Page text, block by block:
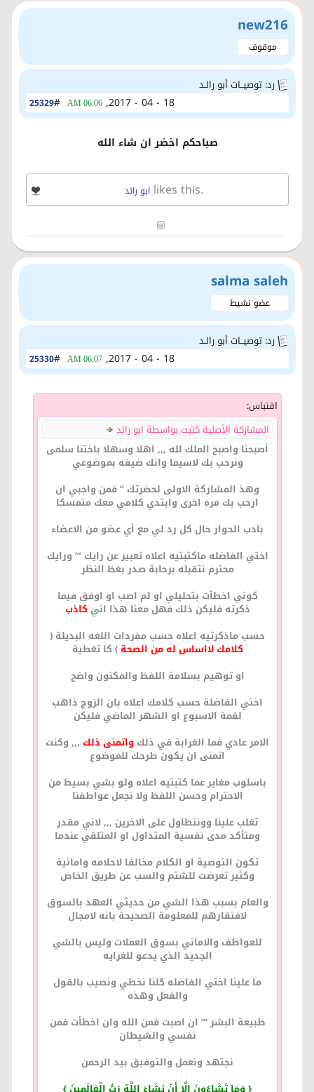
new216
موقوف
رد: توصيــات أبو رائـد
25329# 18 - 04 - 2017,
06:06 AM
صباحكم اخضر ان شاء الله
ابو رائدlikes this.
salma saleh
عضو نشيط
رد: توصيــات أبو رائـد
25330# 18 - 04 - 2017,
06:07 AM
اقتباس:
المشاركة الأصلية كتبت بواسطة ابو رائد
أصبحنا واصبح الملك لله ,,, اهلا وسهلا باختنا سلمى
ونرحب بك لاسيما وانك ضيفه بموضوعي
وهذ المشاركة الاولى لحضرتك ’’ فمن واجبي ان
ارحب بك مره اخرى وابتدي كلامي معك متمسكا
بادب الحوار حال كل رد لي مع أي عضو من الاعضاء
اختي الفاضله ماكتبتيه اعلاه تعبير عن رايك ’’’ ورايك
محترم نتقبله برحابة صدر بغظ النظر
كوني اخطأت بتحليلي او لم اصب او اوفق فيما
ذكرته فليكن ذلك فهل معنا هذا اني كاذب
حسب ماذكرتيه اعلاه حسب مفردات اللغه البديلة (
كلامك لااساس له من الصحة) كا تغطية
او توهيم بسلامة اللفظ والمكنون واضح
اختي الفاضلة حسب كلامك اعلاه بان الزوج ذاهب
لقمة الاسبوع او الشهر الماضي فليكن
الامر عادي فما الغرابة في ذلك واتمنى ذلك ,,, وكنت
اتمنى ان يكون طرحك للموضوع
باسلوب مغاير عما كتبتيه اعلاه ولو بشي بسيط من
الاحترام وحسن اللفظ ولا نجعل عواطفنا
تغلب علينا وونتطاول على الاخرين ,,, لاني مقدر
ومتأكد مدى نفسية المتداول او المتلقي عندما
تكون التوصية او الكلام مخالفا لاحلامه وامانية
وكثير تعرضت للشتم والسب عن طريق الخاص
والعام بسبب هذا الشي من حديثي العهد بالسوق
لافتقارهم للمعلومة الصحيحة بانه لامجال
للعواطف والاماني بسوق العملات وليس بالشي
الجديد الذي يدعو للغرايه
ما علينا اختي الفاضله كلنا نخطي ونصيب بالقول
والفعل وهذه
طبيعة البشر ’’’ ان اصبت فمن الله وان اخطأت فمن
نفسي والشيطان
نجتهد ونعمل والتوفيق بيد الرحمن